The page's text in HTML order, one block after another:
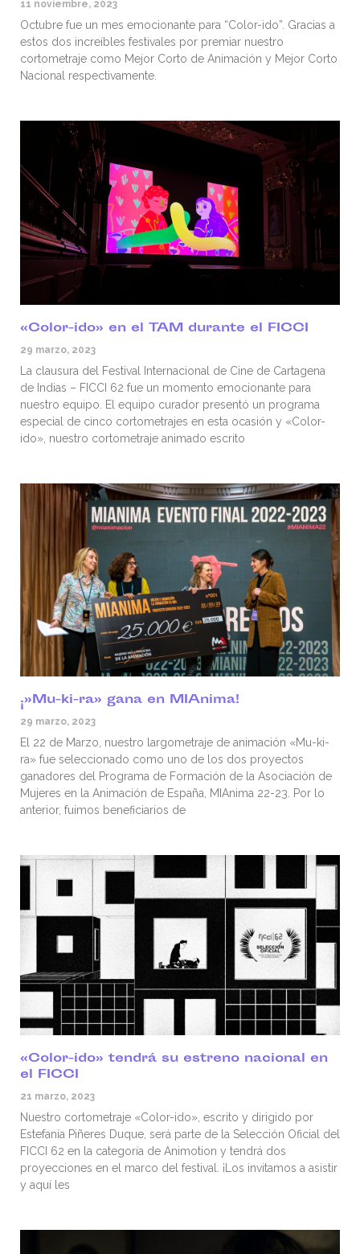
11 noviembre, 2023
Octubre fue un mes emocionante para “Color-ido”. Gracias a
estos dos increíbles festivales por premiar nuestro
cortometraje como Mejor Corto de Animación y Mejor Corto
Nacional respectivamente.
«Color-ido» en el TAM durante el FICCI
29 marzo, 2023
La clausura del Festival Internacional de Cine de Cartagena
de Indias – FICCI 62 fue un momento emocionante para
nuestro equipo. El equipo curador presentó un programa
especial de cinco cortometrajes en esta ocasión y «Color-
ido», nuestro cortometraje animado escrito
¡»Mu-ki-ra» gana en MIAnima!
29 marzo, 2023
El 22 de Marzo, nuestro largometraje de animación «Mu-ki-
ra» fue seleccionado como uno de los dos proyectos
ganadores del Programa de Formación de la Asociación de
Mujeres en la Animación de España, MIAnima 22-23. Por lo
anterior, fuimos beneficiarios de
«Color-ido» tendrá su estreno nacional en
el FICCI
21 marzo, 2023
Nuestro cortometraje «Color-ido», escrito y dirigido por
Estefanía Piñeres Duque, será parte de la Selección Oficial del
FICCI 62 en la categoría de Animotion y tendrá dos
proyecciones en el marco del festival. ¡Los invitamos a asistir
y aquí les